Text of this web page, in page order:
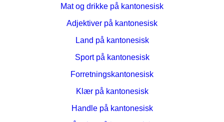
Mat og drikke på kantonesisk
Adjektiver på kantonesisk
Land på kantonesisk
Sport på kantonesisk
Forretningskantonesisk
Klær på kantonesisk
Handle på kantonesisk